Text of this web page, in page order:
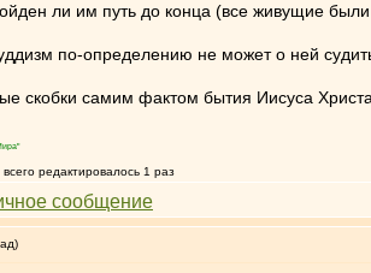
ли им путь до конца (все живущие
по-определению не может о ней
скобки самим фактом бытия Иисуса Христа.
редактировалось 1 раз